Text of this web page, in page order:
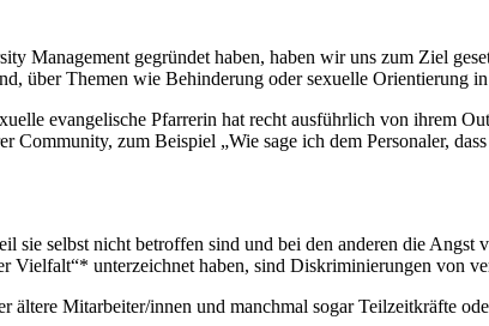
Management gegründet haben, haben wir uns zum Ziel
über Themen wie Behinderung oder sexuelle Orientierung
evangelische Pfarrerin hat recht ausführlich von ihrem
Community, zum Beispiel „Wie sage ich dem Personaler,
sie selbst nicht betroffen sind und bei den anderen die
Vielfalt“* unterzeichnet haben, sind Diskriminierungen von
Mitarbeiter/innen und manchmal sogar Teilzeitkräfte